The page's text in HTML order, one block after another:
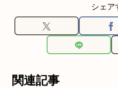
シェア
関連記事